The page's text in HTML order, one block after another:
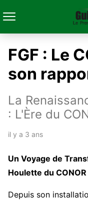
FGF : Le
son
La
: L'Ère du
il y a 3 ans
Un Voyage de
Houlette du CONOR
Depuis son